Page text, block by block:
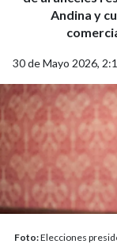
Andina y
30 de Mayo 2026,
Foto:Elecciones